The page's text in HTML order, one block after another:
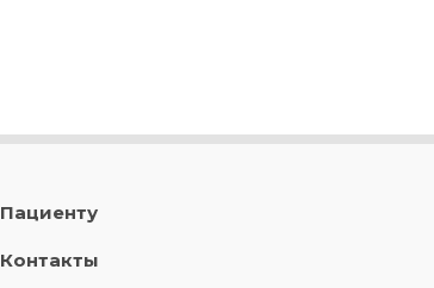
Пациенту
Контакты